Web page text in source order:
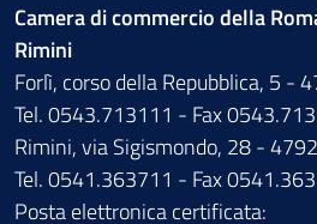
Camera di commercio della
Rimini
Forlì, corso della Repubblica, 5 -
Tel. 0543.713111 - Fax
Rimini, via Sigismondo, 28 -
Tel. 0541.363711 - Fax
Posta elettronica certificata: